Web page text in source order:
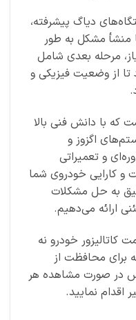
دیاگ پیشرفته،
منشأ مشکل به طور
مرحله بعدی شامل
تا از وضعیت فیزیکی و
با دانش فنی بالا
اگزوز و
و تعمیراتی
کارایی خودروی شما
به حل مشکلات
ارائه می‌دهیم.
کاتالیزور خودرو نه
برای محافظت از
در صورت مشاهده هر
اقدام نمایید.